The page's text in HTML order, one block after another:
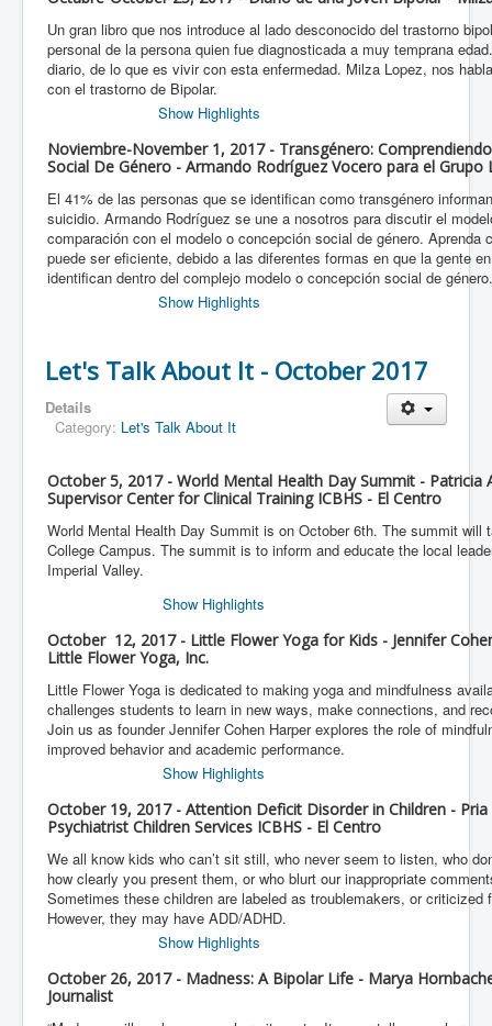
Un gran libro que nos introduce al lado desconocido del trastorno
personal de la persona quien fue diagnosticada a muy temprana
diario, de lo que es vivir con esta enfermedad. Milza Lopez, nos
con el trastorno de Bipolar.
Show Highlights
Noviembre-November 1, 2017 - Transgénero:
Social De Género - Armando Rodríguez Vocero para el Grupo
El 41% de las personas que se identifican como transgénero
suicidio. Armando Rodríguez se une a nosotros para discutir el
comparación con el modelo o concepción social de género. Aprenda
puede ser eficiente, debido a las diferentes formas en que la gente
identifican dentro del complejo modelo o concepción social de género.
Show Highlights
Let's Talk About It - October 2017
Details
Category: Let's Talk About It
October 5, 2017 - World Mental Health Day Summit - Patricia
Supervisor Center for Clinical Training ICBHS - El Centro
World Mental Health Day Summit is on October 6th. The summit will
College Campus. The summit is to inform and educate the local
Imperial Valley.
Show Highlights
October 12, 2017 - Little Flower Yoga for Kids - Jennifer
Little Flower Yoga, Inc.
Little Flower Yoga is dedicated to making yoga and mindfulness
challenges students to learn in new ways, make connections, and
Join us as founder Jennifer Cohen Harper explores the role of
improved behavior and academic performance.
Show Highlights
October 19, 2017 - Attention Deficit Disorder in Children -
Psychiatrist Children Services ICBHS - El Centro
We all know kids who can’t sit still, who never seem to listen, who
how clearly you present them, or who blurt our inappropriate
Sometimes these children are labeled as troublemakers, or criticized
However, they may have ADD/ADHD.
Show Highlights
October 26, 2017 - Madness: A Bipolar Life - Marya
Journalist